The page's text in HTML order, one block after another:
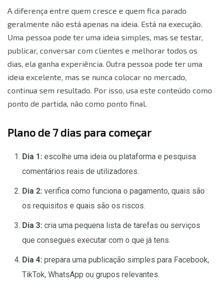
A diferença entre quem cresce e quem fica parado
geralmente não está apenas na ideia. Está na execução.
Uma pessoa pode ter uma ideia simples, mas se testar,
publicar, conversar com clientes e melhorar todos os
dias, ela ganha experiência. Outra pessoa pode ter uma
ideia excelente, mas se nunca colocar no mercado,
continua sem resultado. Por isso, usa este conteúdo como
ponto de partida, não como ponto final.
Plano de 7 dias para começar
Dia 1: escolhe uma ideia ou plataforma e pesquisa
comentários reais de utilizadores.
Dia 2: verifica como funciona o pagamento, quais são
os requisitos e quais são os riscos.
Dia 3: cria uma pequena lista de tarefas ou serviços
que consegues executar com o que já tens.
Dia 4: prepara uma publicação simples para Facebook,
TikTok, WhatsApp ou grupos relevantes.